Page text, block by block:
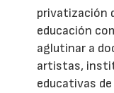
privatización
educación
aglutinar a
artistas,
educativas